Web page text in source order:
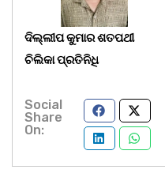
ଦିଲ୍ଲୀପ କୁମାର ଶତପଥୀ
ଚିଲିକା ପ୍ରତିନିଧି
Social
Share
On: